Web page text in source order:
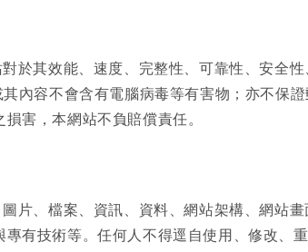
其效能、速度、完整性、可靠性、安全
內容不會含有電腦病毒等有害物；亦不保
害，本網站不負賠償責任。
片、檔案、資訊、資料、網站架構、網站
有技術等。任何人不得逕自使用、修改、